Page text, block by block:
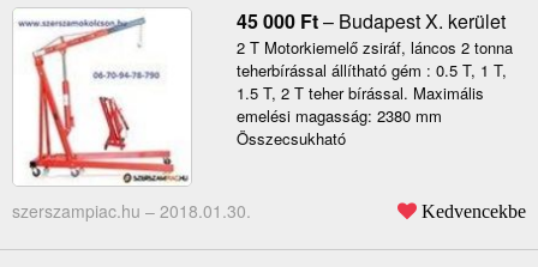
45 000 Ft– Budapest X. kerület
2 T Motorkiemelő zsiráf, láncos 2 tonna
teherbírással állítható gém : 0.5 T, 1 T,
1.5 T, 2 T teher bírással. Maximális
emelési magasság: 2380 mm
Összecsukható
szerszampiac.hu – 2018.01.30. Kedvencekbe